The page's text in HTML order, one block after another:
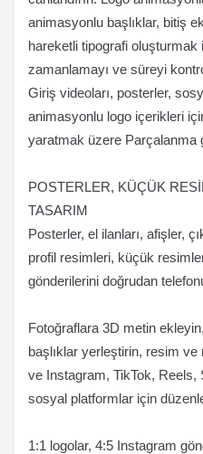
animasyonlu başlıklar, bitiş
hareketli tipografi oluşturmak
zamanlamayı ve süreyi
Giriş videoları, posterler,
animasyonlu logo içerikleri
yaratmak üzere Parçalanma
POSTERLER, KÜÇÜK
TASARIM
Posterler, el ilanları, afişler,
profil resimleri, küçük
gönderilerini doğrudan
Fotoğraflara 3D metin
başlıklar yerleştirin, resim ve
ve Instagram, TikTok, Reels,
sosyal platformlar için
1:1 logolar, 4:5 Instagram